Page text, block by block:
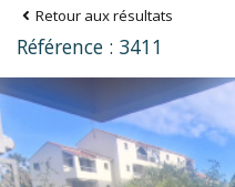
Retour aux résultats
Référence : 3411